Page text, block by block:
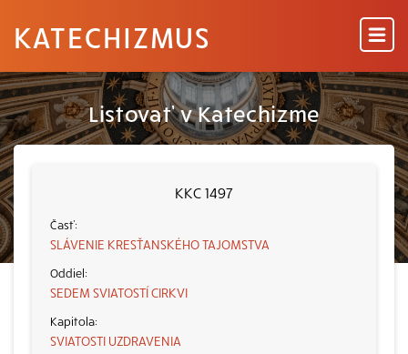
KATECHIZMUS
Listovať v Katechizme
KKC 1497
SLÁVENIE KRESŤANSKÉHO TAJOMSTVA
SEDEM SVIATOSTÍ CIRKVI
SVIATOSTI UZDRAVENIA